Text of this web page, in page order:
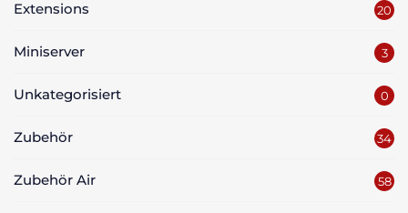
Extensions 20
Miniserver 3
Unkategorisiert 0
Zubehör 34
Zubehör Air 58